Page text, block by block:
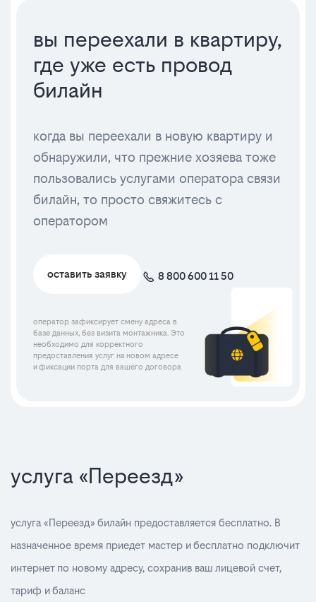
вы переехали в квартиру,
где уже есть провод
билайн
когда вы переехали в новую квартиру и
обнаружили, что прежние хозяева тоже
пользовались услугами оператора связи
билайн, то просто свяжитесь с
оператором
оставить заявку 8 800 600 11 50
оператор зафиксирует смену адреса в
базе данных, без визита монтажника. Это
необходимо для корректного
предоставления услуг на новом адресе
и фиксации порта для вашего договора
услуга «Переезд»
услуга «Переезд» билайн предоставляется бесплатно. В
назначенное время приедет мастер и бесплатно подключит
интернет по новому адресу, сохранив ваш лицевой счет,
тариф и баланс